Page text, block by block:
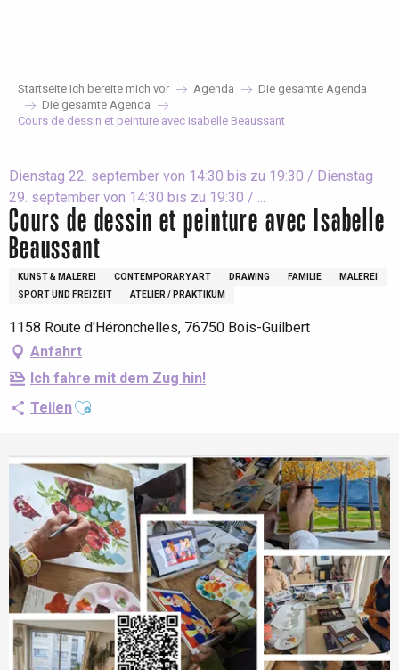
Startseite Ich bereite mich vor Agenda
Die gesamte Agenda
Die gesamte Agenda
Cours de dessin et peinture avec Isabelle Beaussant
Dienstag 22. september von 14:30 bis zu 19:30 / Dienstag
29. september von 14:30 bis zu 19:30 / ...
Cours de dessin et peinture avec Isabelle
Beaussant
KUNST & MALEREI CONTEMPORARY ART DRAWING FAMILIE
MALEREI
SPORT UND FREIZEIT
ATELIER / PRAKTIKUM
1158 Route d'Héronchelles, 76750 Bois-Guilbert
Anfahrt
Ich fahre mit dem Zug hin!
TeilenAjouter aux favoris